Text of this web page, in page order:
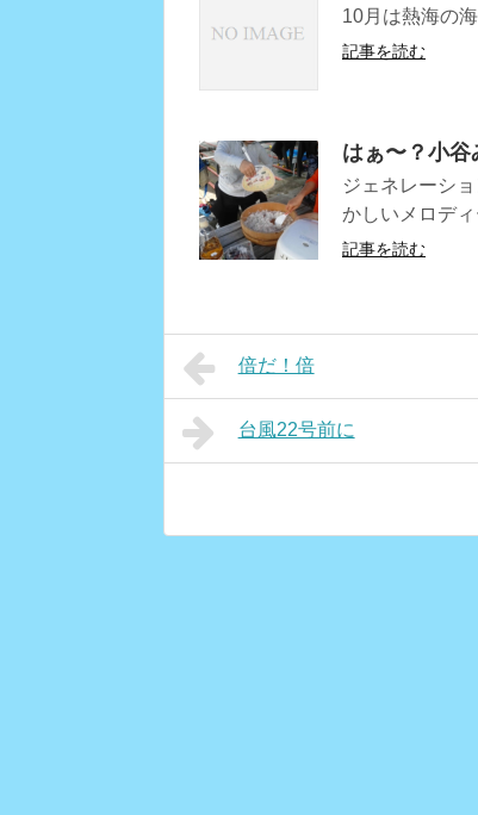
10月は熱海の
記事を読む
はぁ〜？小谷
ジェネレーシ
かしいメロデ
記事を読む
倍だ！倍
台風22号前に